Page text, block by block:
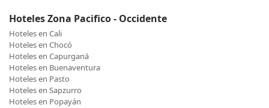
Hoteles Zona Pacifico - Occidente
Hoteles en Cali
Hoteles en Chocó
Hoteles en Capurganá
Hoteles en Buenaventura
Hoteles en Pasto
Hoteles en Sapzurro
Hoteles en Popayán